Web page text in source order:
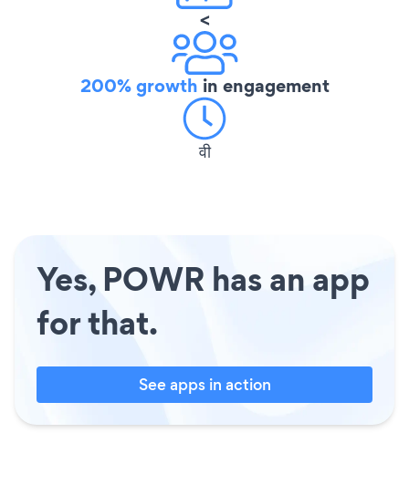
<
200% growth in engagement
वी
Yes, POWR has an app
for that.
See apps in action